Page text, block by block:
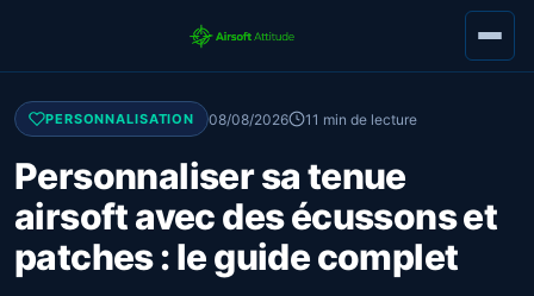
PERSONNALISATION 08/08/2026 11 min de lecture
Personnaliser sa tenue
airsoft avec des écussons et
patches : le guide complet